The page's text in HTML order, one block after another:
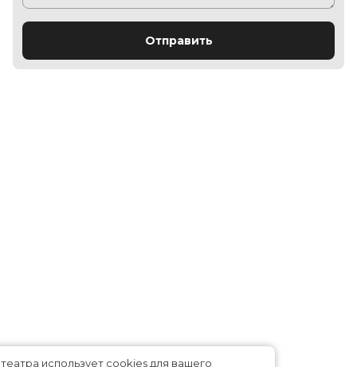
Отправить
кинотеатра использует cookies для вашего